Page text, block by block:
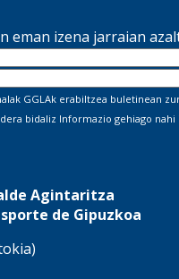
eman izena jarraian
GGLAk erabiltzea buletinean
bidaliz Informazio gehiago nahi
Agintaritza
de Gipuzkoa